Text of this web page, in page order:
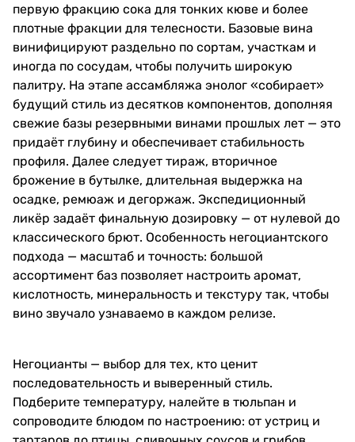
первую фракцию сока для тонких кюве и более
плотные фракции для телесности. Базовые вина
винифицируют раздельно по сортам, участкам и
иногда по сосудам, чтобы получить широкую
палитру. На этапе ассамбляжа энолог «собирает»
будущий стиль из десятков компонентов, дополняя
свежие базы резервными винами прошлых лет — это
придаёт глубину и обеспечивает стабильность
профиля. Далее следует тираж, вторичное
брожение в бутылке, длительная выдержка на
осадке, ремюаж и дегоржаж. Экспедиционный
ликёр задаёт финальную дозировку — от нулевой до
классического брют. Особенность негоциантского
подхода — масштаб и точность: большой
ассортимент баз позволяет настроить аромат,
кислотность, минеральность и текстуру так, чтобы
вино звучало узнаваемо в каждом релизе.
Негоцианты — выбор для тех, кто ценит
последовательность и выверенный стиль.
Подберите температуру, налейте в тюльпан и
сопроводите блюдом по настроению: от устриц и